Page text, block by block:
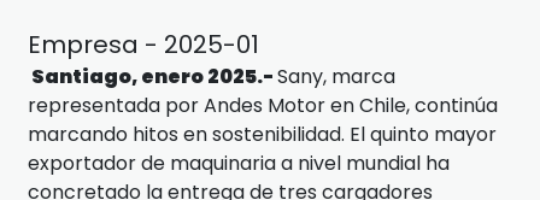
Empresa - 2025-01
Santiago, enero 2025.-Sany, marca
representada por Andes Motor en Chile, continúa
marcando hitos en sostenibilidad. El quinto mayor
exportador de maquinaria a nivel mundial ha
concretado la entrega de tres cargadores